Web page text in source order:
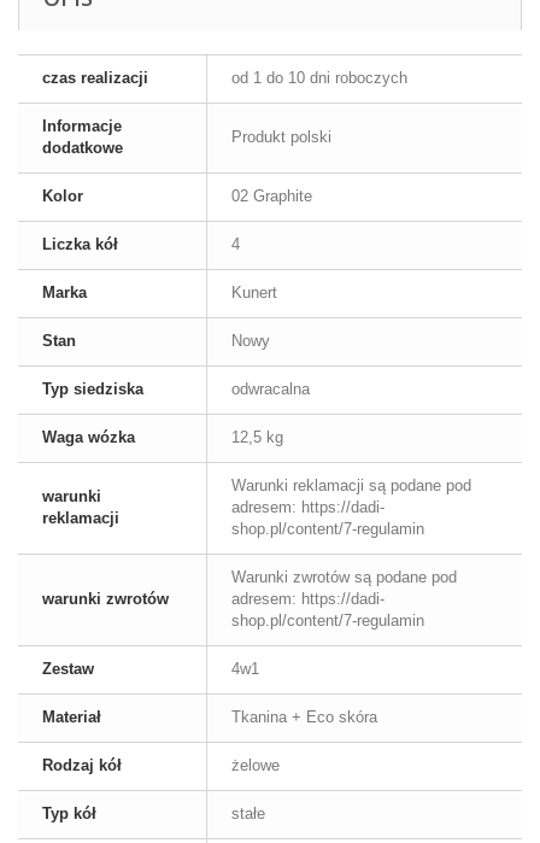
czas realizacji od 1 do 10 dni roboczych
Informacje
dodatkowe
Produkt polski
Kolor 02 Graphite
Liczka kół 4
Marka Kunert
Stan Nowy
Typ siedziska odwracalna
Waga wózka 12,5 kg
warunki
reklamacji
Warunki reklamacji są podane pod
adresem: https://dadi-
shop.pl/content/7-regulamin
warunki zwrotów
Warunki zwrotów są podane pod
adresem: https://dadi-
shop.pl/content/7-regulamin
Zestaw 4w1
Materiał Tkanina + Eco skóra
Rodzaj kół żelowe
Typ kół stałe